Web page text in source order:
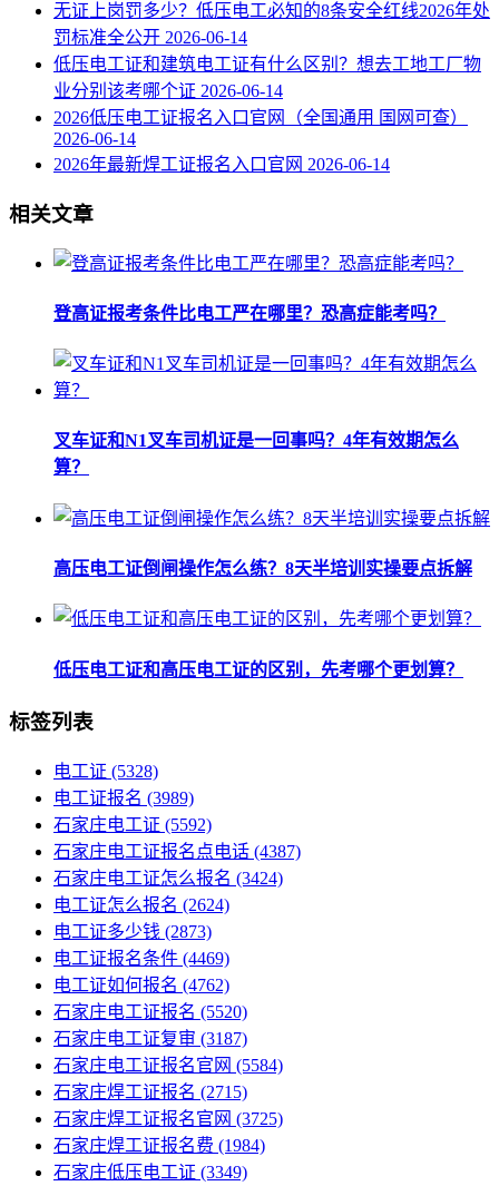
无证上岗罚多少？低压电工必知的8条安全红线2026年处
罚标准全公开 2026-06-14
低压电工证和建筑电工证有什么区别？想去工地工厂物
业分别该考哪个证 2026-06-14
2026低压电工证报名入口官网（全国通用 国网可查）
2026-06-14
2026年最新焊工证报名入口官网 2026-06-14
相关文章
登高证报考条件比电工严在哪里？恐高症能考吗？
叉车证和N1叉车司机证是一回事吗？4年有效期怎么
算？
高压电工证倒闸操作怎么练？8天半培训实操要点拆解
低压电工证和高压电工证的区别，先考哪个更划算？
标签列表
电工证 (5328)
电工证报名 (3989)
石家庄电工证 (5592)
石家庄电工证报名点电话 (4387)
石家庄电工证怎么报名 (3424)
电工证怎么报名 (2624)
电工证多少钱 (2873)
电工证报名条件 (4469)
电工证如何报名 (4762)
石家庄电工证报名 (5520)
石家庄电工证复审 (3187)
石家庄电工证报名官网 (5584)
石家庄焊工证报名 (2715)
石家庄焊工证报名官网 (3725)
石家庄焊工证报名费 (1984)
石家庄低压电工证 (3349)